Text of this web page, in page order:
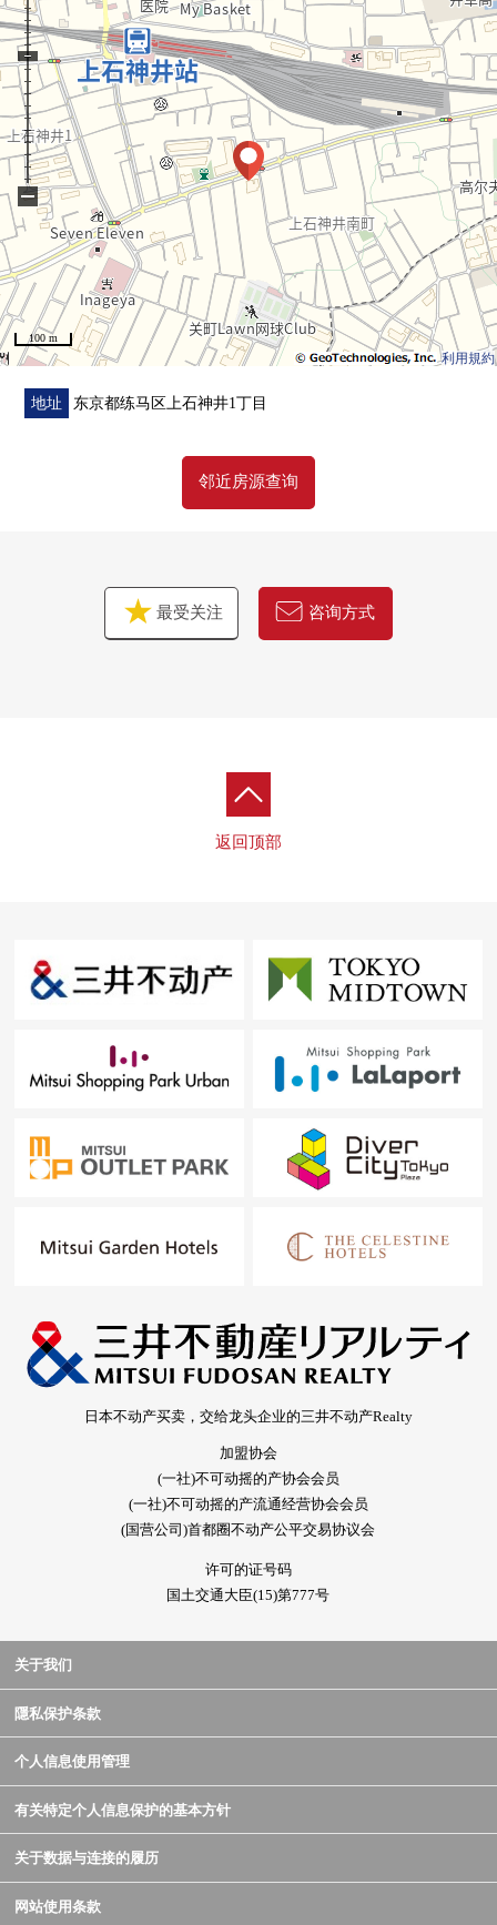
■ 地板暖气
■ 洗碗机
■ 喷雾桑拿浴
■ 内装净水器
<交通>
■西武新宿线"上石神井"车站步行5分钟
★如果使用公共汽车的话JR中央线"西荻洼"、"吉祥寺"车
站，
西武池袋线"石神井公园"车站可以使用
比<负责人>
■ 资金计划以及贷款的模拟演示，其他
当有了关于房地产买房的需讨论的时候
请无论什么命令。
■ 一定也一共一回请看周围的居住环境。
■ 比咨询方式心等候。
利用規約
100 m
−
地址 东京都练马区上石神井1丁目
邻近房源查询
最受关注 咨询方式
返回顶部
日本不动产买卖，交给龙头企业的三井不动产Realty
加盟协会
(一社)不可动摇的产协会会员
(一社)不可动摇的产流通经营协会会员
(国营公司)首都圈不动产公平交易协议会
许可的证号码
国土交通大臣(15)第777号
关于我们
隱私保护条款
个人信息使用管理
有关特定个人信息保护的基本方针
关于数据与连接的履历
网站使用条款